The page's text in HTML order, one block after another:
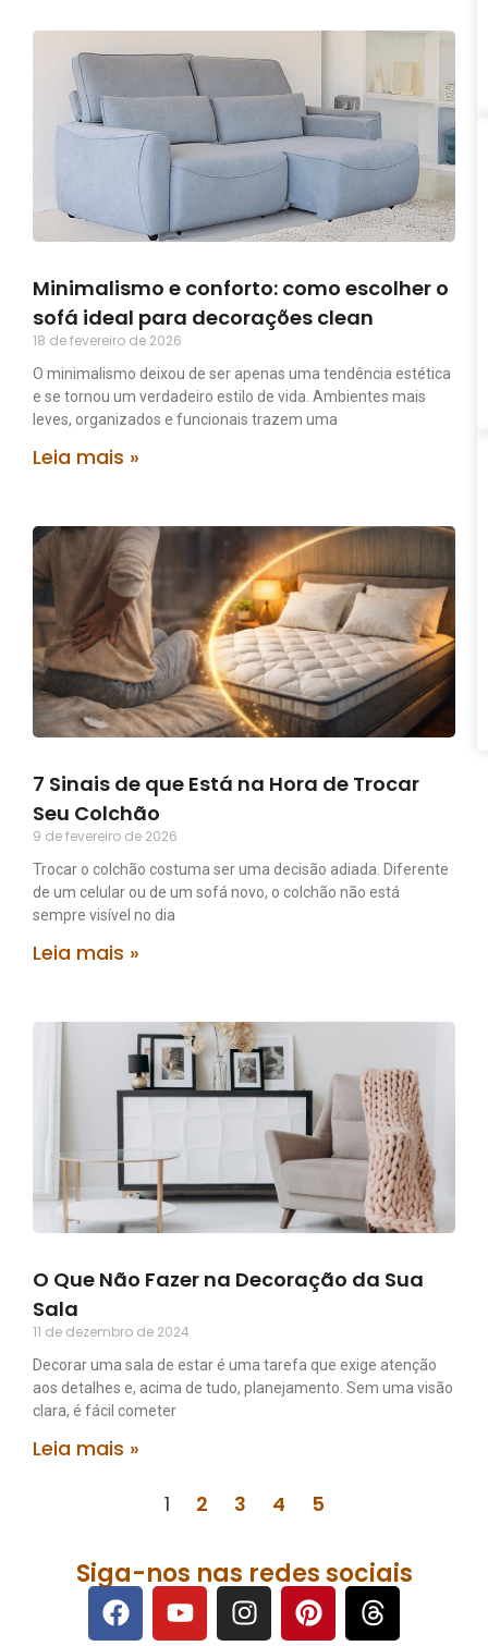
Minimalismo e conforto: como escolher o
sofá ideal para decorações clean
18 de fevereiro de 2026
O minimalismo deixou de ser apenas uma tendência estética
e se tornou um verdadeiro estilo de vida. Ambientes mais
leves, organizados e funcionais trazem uma
Leia mais »
7 Sinais de que Está na Hora de Trocar
Seu Colchão
9 de fevereiro de 2026
Trocar o colchão costuma ser uma decisão adiada. Diferente
de um celular ou de um sofá novo, o colchão não está
sempre visível no dia
Leia mais »
O Que Não Fazer na Decoração da Sua
Sala
11 de dezembro de 2024
Decorar uma sala de estar é uma tarefa que exige atenção
aos detalhes e, acima de tudo, planejamento. Sem uma visão
clara, é fácil cometer
Leia mais »
1 2 3 4 5
Siga-nos nas redes sociais